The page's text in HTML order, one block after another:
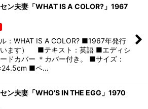
ン夫妻「WHAT IS A COLOR?」1967
：WHAT IS A COLOR? ■1967年発行
います） ■テキスト：英語 ■エディシ
ドカバー ＊カバー付き。 ■サイズ：
■ペ…
ン夫妻「WHO'S IN THE EGG」1970